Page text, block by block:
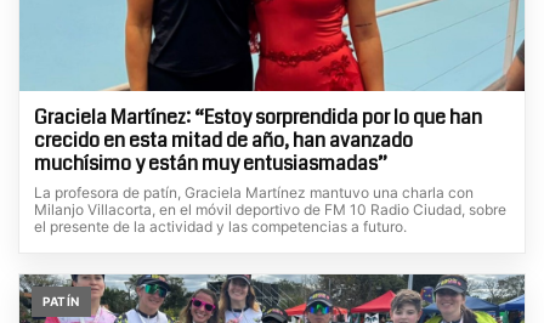
Graciela Martínez: “Estoy sorprendida por lo que han
crecido en esta mitad de año, han avanzado
muchísimo y están muy entusiasmadas”
La profesora de patín, Graciela Martínez mantuvo una charla con
Milanjo Villacorta, en el móvil deportivo de FM 10 Radio Ciudad, sobre
el presente de la actividad y las competencias a futuro.
PATÍN